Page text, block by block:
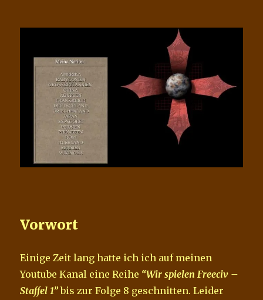
Vorwort
Einige Zeit lang hatte ich ich auf meinen
Youtube Kanal eine Reihe “Wir spielen Freeciv –
Staffel 1”bis zur Folge 8 geschnitten. Leider